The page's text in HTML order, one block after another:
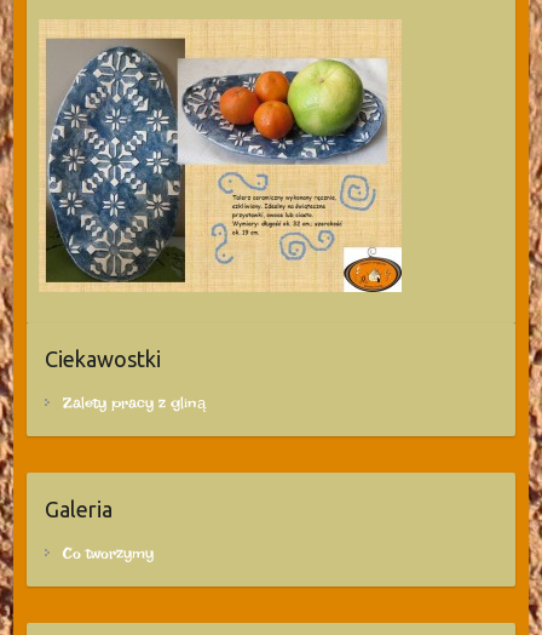
Ciekawostki
Zalety pracy z gliną
Galeria
Co tworzymy